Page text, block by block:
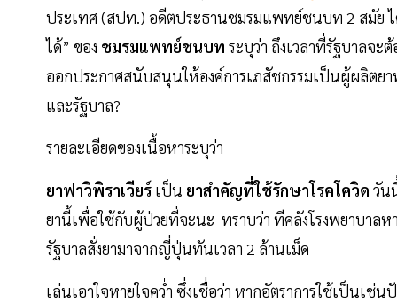
ประเทศ (สปท.) อดีตประธานชมรมแพทย์ชนบท 2 สมัย
ได้” ของ ชมรมแพทย์ชนบท ระบุว่า ถึงเวลาที่รัฐบาลจะ
ออกประกาศสนับสนุนให้องค์การเภสัชกรรมเป็นผู้ผลิตย
และรัฐบาล?
รายละเอียดของเนื้อหาระบุว่า
ยาฟาวิพิราเวียร์ เป็น ยาสำคัญที่ใช้รักษาโรคโควิด วัน
ยานี้เพื่อใช้กับผู้ป่วยที่จะนะ ทราบว่า ทีคลังโรงพยาบาล
รัฐบาลสั่งยามาจากญี่ปุ่นทันเวลา 2 ล้านเม็ด
เล่นเอาใจหายใจคว่ำ ซึ่งเชื่อว่า หากอัตราการใช้เป็นเ